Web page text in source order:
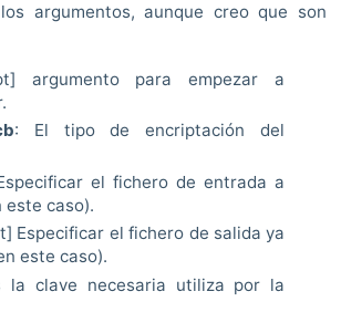
argumentos, aunque creo que son
argumento para empezar a
: El tipo de encriptación del
el fichero de entrada a
este caso).
Especificar el fichero de salida ya
este caso).
la clave necesaria utiliza por la